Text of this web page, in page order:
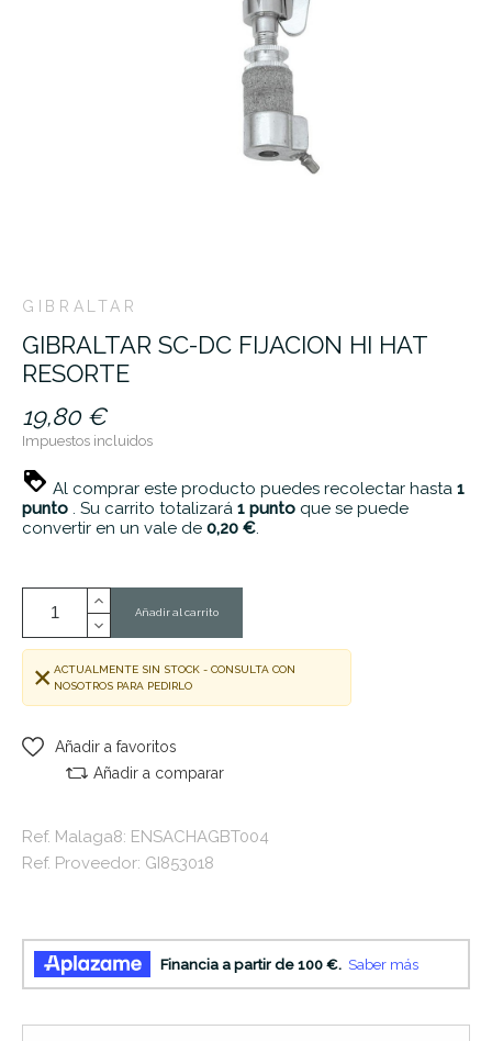
GIBRALTAR
GIBRALTAR SC-DC FIJACION HI HAT
RESORTE
19,80 €
Impuestos incluidos
Al comprar este producto puedes recolectar hasta 1
punto . Su carrito totalizará 1 punto que se puede
convertir en un vale de 0,20 €.
Añadir al carrito
ACTUALMENTE SIN STOCK - CONSULTA CON
NOSOTROS PARA PEDIRLO
Añadir a favoritos
Añadir a comparar
Ref. Malaga8: ENSACHAGBT004
Ref. Proveedor: GI853018